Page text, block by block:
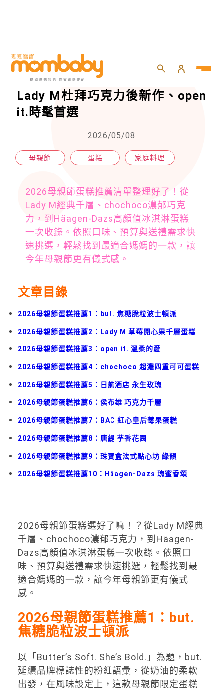
HOME 親子 家庭料理
2026母親節蛋糕推薦Top10：
Lady M杜拜巧克力後新作、open
it.時髦首選
2026/05/08
母親節 蛋糕 家庭料理
2026母親節蛋糕推薦清單整理好了！從
Lady M經典千層、chochoco濃郁巧克
力，到Häagen-Dazs高顏值冰淇淋蛋糕
一次收錄。依照口味、預算與送禮需求快
速挑選，輕鬆找到最適合媽媽的一款，讓
今年母親節更有儀式感。
文章目錄
2026母親節蛋糕推薦1：but. 焦糖脆粒波士頓派
2026母親節蛋糕推薦2：Lady M 草莓開心果千層蛋糕
2026母親節蛋糕推薦3：open it. 溫柔的愛
2026母親節蛋糕推薦4：chochoco 超濃四重可可蛋糕
2026母親節蛋糕推薦5：日航酒店 永生玫瑰
2026母親節蛋糕推薦6：侯布雄 巧克力千層
2026母親節蛋糕推薦7：BAC 紅心皇后莓果蛋糕
2026母親節蛋糕推薦8：唐緹 芋香花園
2026母親節蛋糕推薦9：珠寶盒法式點心坊 綠韻
2026母親節蛋糕推薦10：Häagen-Dazs 瑰蜜香頌
2026母親節蛋糕選好了嘛！？從Lady M經典
千層、chochoco濃郁巧克力，到Häagen-
Dazs高顏值冰淇淋蛋糕一次收錄。依照口
味、預算與送禮需求快速挑選，輕鬆找到最
適合媽媽的一款，讓今年母親節更有儀式
感。
2026母親節蛋糕推薦1：but.
焦糖脆粒波士頓派
以「Butter’s Soft. She’s Bold.」為題，but.
延續品牌標誌性的粉紅語彙，從奶油的柔軟
出發，在風味設定上，這款母親節限定蛋糕